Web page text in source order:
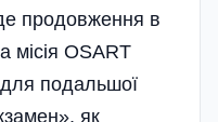
продовження в
місія OSART
подальшої
як